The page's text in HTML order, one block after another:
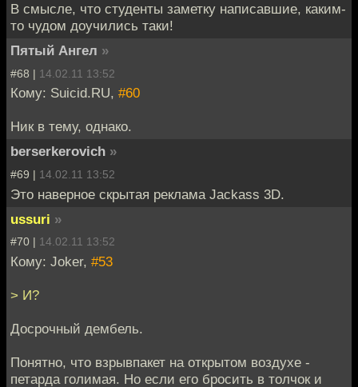
В смысле, что студенты заметку написавшие, каким-
то чудом доучились таки!
Пятый Ангел »
#68 | 14.02.11 13:52
Кому: Suicid.RU, #60
Ник в тему, однако.
berserkerovich »
#69 | 14.02.11 13:52
Это наверное скрытая реклама Jackass 3D.
ussuri »
#70 | 14.02.11 13:52
Кому: Joker, #53
> И?
Досрочный дембель.
Понятно, что взрывпакет на открытом воздухе -
петарда голимая. Но если его бросить в толчок и